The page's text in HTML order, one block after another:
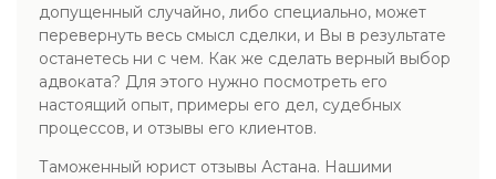
допущенный случайно, либо специально, может
перевернуть весь смысл сделки, и Вы в результате
останетесь ни с чем. Как же сделать верный выбор
адвоката? Для этого нужно посмотреть его
настоящий опыт, примеры его дел, судебных
процессов, и отзывы его клиентов.
Таможенный юрист отзывы Астана. Нашими